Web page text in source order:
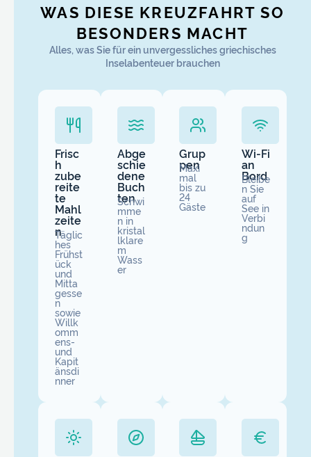
WAS DIESE KREUZFAHRT SO
BESONDERS MACHT
Alles, was Sie für ein unvergessliches griechisches
Inselabenteuer brauchen
Frisc
h
zube
reite
te
Mahl
zeite
n
Täglic
hes
Frühst
ück
und
Mitta
gesse
n
sowie
Willk
omm
ens-
und
Kapit
änsdi
nner
Abge
schie
dene
Buch
ten
Schwi
mme
n in
kristal
lklare
m
Wass
er
Grup
pen
Maxi
mal
bis zu
24
Gäste
Wi-Fi
an
Bord
Bleibe
n Sie
auf
See in
Verbi
ndun
g